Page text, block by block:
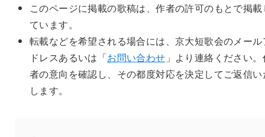
このページに掲載の歌稿は、作者の許可のもとで掲載
ています。
転載などを希望される場合には、京大短歌会のメール
ドレスあるいは「お問い合わせ 」より連絡ください
者の意向を確認し、その都度対応を決定してご返信い
します。